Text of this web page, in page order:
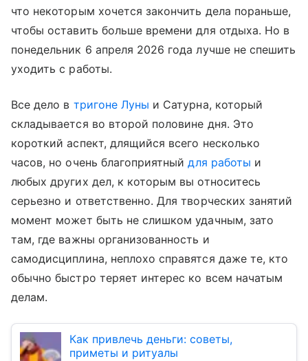
что некоторым хочется закончить дела пораньше,
чтобы оставить больше времени для отдыха. Но в
понедельник 6 апреля 2026 года лучше не спешить
уходить с работы.
Все дело в тригоне Луны и Сатурна, который
складывается во второй половине дня. Это
короткий аспект, длящийся всего несколько
часов, но очень благоприятныйдля работы и
любых других дел, к которым вы относитесь
серьезно и ответственно. Для творческих занятий
момент может быть не слишком удачным, зато
там, где важны организованность и
самодисциплина, неплохо справятся даже те, кто
обычно быстро теряет интерес ко всем начатым
делам.
Как привлечь деньги: советы,
приметы и ритуалы